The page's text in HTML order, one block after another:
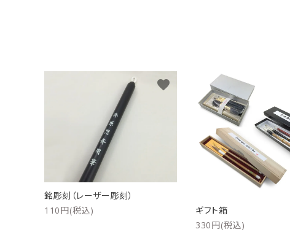
高級化粧筆
洗浄剤
プライバシーポリシー
特定商取引法について
銘彫刻（レーザー彫刻）
110円(税込)
favorite
ギフト箱
330円(税込)